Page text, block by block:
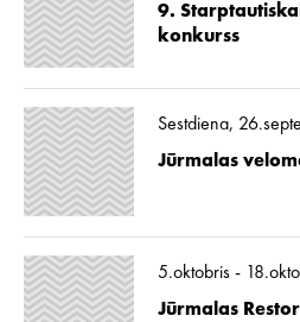
9.
konkurss
Sestdiena,
Jūrmalas
5.oktobris -
Jūrmalas